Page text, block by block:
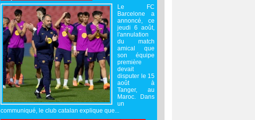
Le FC
Barcelone a
annoncé, ce
jeudi 6 août,
l'annulation
du match
amical que
son équipe
première
devait
disputer le 15
août à
Tanger, au
Maroc. Dans
un
communiqué, le club catalan explique que...